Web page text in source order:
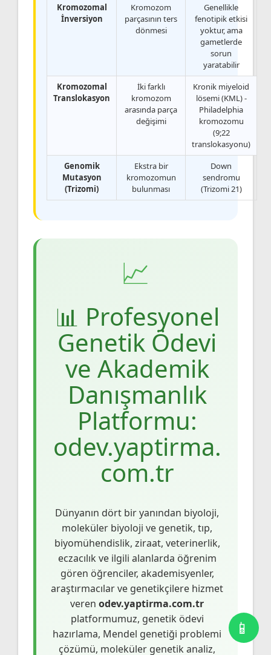
Kromozomal
İnversiyon
Kromozom
parçasının ters
dönmesi
Genellikle
fenotipik etkisi
yoktur, ama
gametlerde
sorun
yaratabilir
Kromozomal
Translokasyon
İki farklı
kromozom
arasında parça
değişimi
Kronik miyeloid
lösemi (KML) -
Philadelphia
kromozomu
(9;22
translokasyonu)
Genomik
Mutasyon
(Trizomi)
Ekstra bir
kromozomun
bulunması
Down
sendromu
(Trizomi 21)
📊 Profesyonel
Genetik Ödevi
ve Akademik
Danışmanlık
Platformu:
odev.yaptirma.
com.tr
Dünyanın dört bir yanından biyoloji,
moleküler biyoloji ve genetik, tıp,
biyomühendislik, ziraat, veterinerlik,
eczacılık ve ilgili alanlarda öğrenim
gören öğrenciler, akademisyenler,
araştırmacılar ve genetikçilere hizmet
veren odev.yaptirma.com.tr
platformumuz, genetik ödevi
hazırlama, Mendel genetiği problemi
çözümü, moleküler genetik analiz,